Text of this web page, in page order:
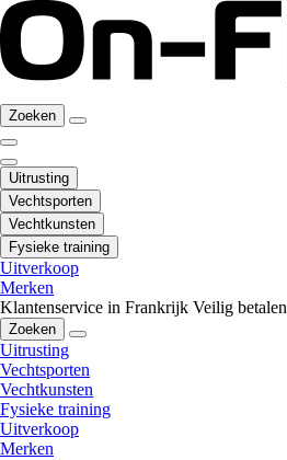
Zoeken
Uitrusting
Vechtsporten
Vechtkunsten
Fysieke training
Uitverkoop
Merken
Klantenservice in Frankrijk Veilig betalen
Zoeken
Uitrusting
Vechtsporten
Vechtkunsten
Fysieke training
Uitverkoop
Merken